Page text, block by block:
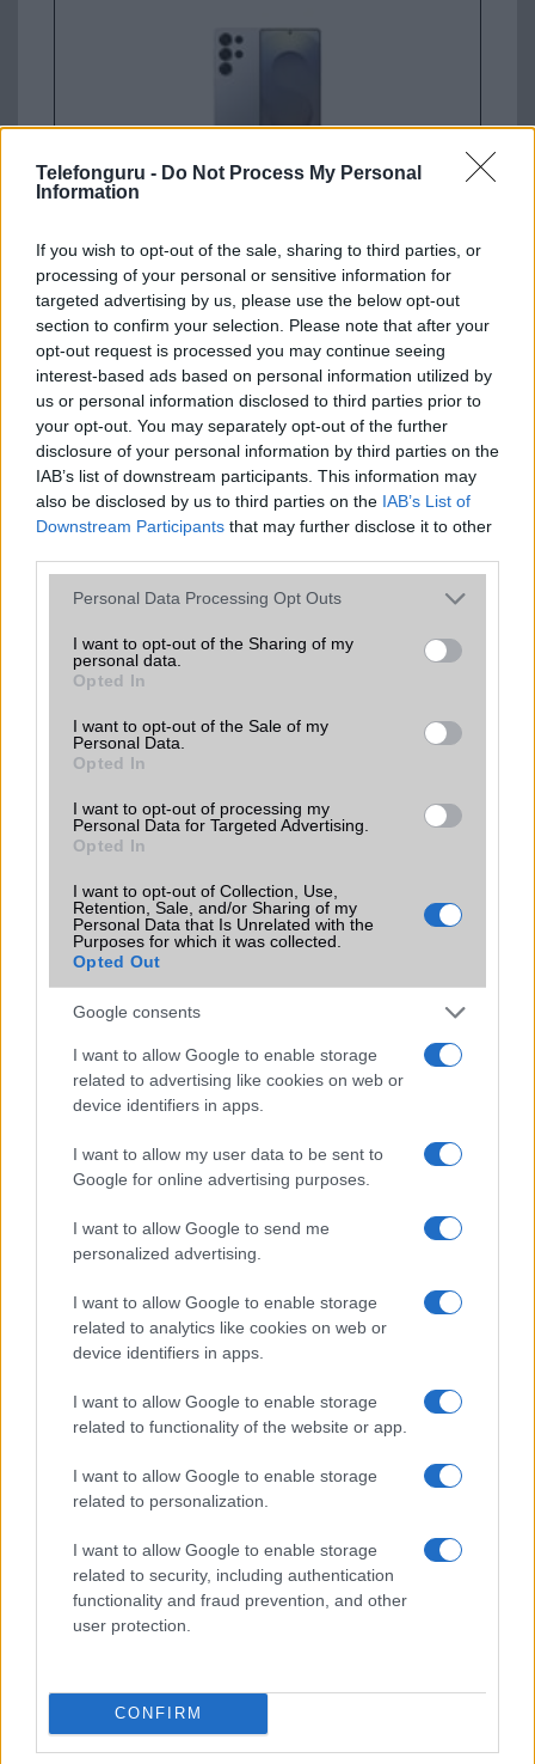
Telefonguru - Do Not Process My Personal
Information
If you wish to opt-out of the sale, sharing to third parties, or
processing of your personal or sensitive information for
targeted advertising by us, please use the below opt-out
section to confirm your selection. Please note that after your
opt-out request is processed you may continue seeing
interest-based ads based on personal information utilized by
us or personal information disclosed to third parties prior to
your opt-out. You may separately opt-out of the further
disclosure of your personal information by third parties on the
IAB’s list of downstream participants. This information may
also be disclosed by us to third parties on the IAB’s List of
Downstream Participants that may further disclose it to other
Please note that this website/app uses one or more Google
not limited to your visit or usage behaviour. You may click to
grant or deny consent to Google and its third-party tags to
use your data for below specified purposes in below Google
consent section.
Personal Data Processing Opt Outs
I want to opt-out of the Sharing of my
personal data.
Opted In
I want to opt-out of the Sale of my
Personal Data.
Opted In
I want to opt-out of processing my
Personal Data for Targeted Advertising.
Opted In
I want to opt-out of Collection, Use,
Retention, Sale, and/or Sharing of my
Personal Data that Is Unrelated with the
Purposes for which it was collected.
Opted Out
Google consents
I want to allow Google to enable storage
related to advertising like cookies on web or
device identifiers in apps.
I want to allow my user data to be sent to
Google for online advertising purposes.
I want to allow Google to send me
personalized advertising.
I want to allow Google to enable storage
related to analytics like cookies on web or
device identifiers in apps.
I want to allow Google to enable storage
related to functionality of the website or app.
I want to allow Google to enable storage
related to personalization.
I want to allow Google to enable storage
related to security, including authentication
functionality and fraud prevention, and other
user protection.
CONFIRM
Samsung Galaxy S26
Euro Gsm
Számos népszerű Samsung Galaxy
frissítésből – itt a lista az érintett
modellekről
2026.06.30| Phone Arena
funkciókat és továbbfejlesztett kezelőfelületet hoz,
azonban több korábbi csúcskategóriás és középkategóriás
iPhone 18 bemutató dátum - ekkor
csúcsmobilokról
2026.06.29| Phone Arena
A szeptemberi eseményen az iPhone 18 Pro modellek
mellett a régóta pletykált hajlítható iPhone Ultra is
bemutatkozhat, miközben az áremelésekről szóló
találgatások továbbra is beárnyékolják a rajtot.
Az Android rejtett automatizmusai: hat
funkció, amely észrevétlenül könnyíti
2026.06.14| Android Police
Sok felhasználó külön alkalmazásokra esküszik, pedig az
Android már évek óta olyan intelligens funkciókat kínál,
amelyek maguktól dolgoznak a háttérben.
Ez a rejtett Samsung funkció teljesen
megváltoztatja a mobilhasználatot –
sokan mégsem tudnak róla